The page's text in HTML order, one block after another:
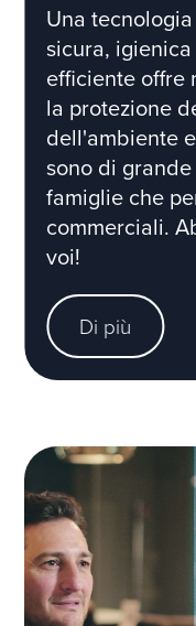
Una
sicura,
efficiente offre
la protezione
dell'ambiente
sono di
famiglie che
commerciali.
voi!
Di più